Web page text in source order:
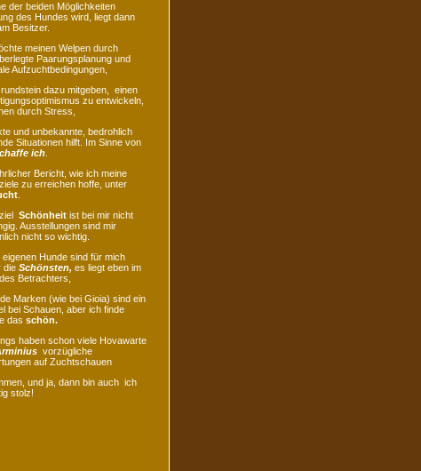
der beiden Möglichkeiten
des Hundes wird, liegt dann
Besitzer.
meinen Welpen durch
Paarungsplanung und
Aufzuchtbedingungen,
dazu mitgeben, einen
zu entwickeln,
durch Stress,
und unbekannte, bedrohlich
Situationen hilft. Im Sinne von
ich.
Bericht, wie ich meine
zu erreichen hoffe, unter
.
Schönheit ist bei mir nicht
Ausstellungen sind mir
nicht so wichtig.
eigenen Hunde sind für mich
die Schönsten, es liegt eben im
Betrachters,
Marken (wie bei Gioia) sind ein
bei Schauen, aber ich finde
das schön.
haben schon viele Hovawarte
vorzügliche
auf Zuchtschauen
und ja, dann bin auch ich
stolz!